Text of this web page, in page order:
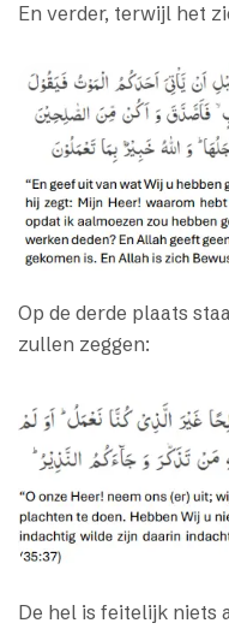
En verder, terwijl het
Op de derde plaats
zullen zeggen:
De hel is feitelijk niets